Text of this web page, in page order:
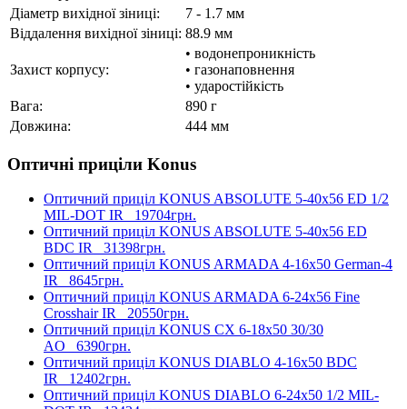
Діаметр вихідної зіниці:
7 - 1.7 мм
Віддалення вихідної зіниці: 88.9 мм
Захист корпусу:
• водонепроникність
• газонаповнення
• ударостійкість
Вага:
890 г
Довжина:
444 мм
Оптичні приціли Konus
Оптичний приціл KONUS ABSOLUTE 5-40x56 ED 1/2
MIL-DOT IR 19704грн.
Оптичний приціл KONUS ABSOLUTE 5-40x56 ED
BDC IR 31398грн.
Оптичний приціл KONUS ARMADA 4-16x50 German-4
IR 8645грн.
Оптичний приціл KONUS ARMADA 6-24x56 Fine
Crosshair IR 20550грн.
Оптичний приціл KONUS CX 6-18x50 30/30
AO 6390грн.
Оптичний приціл KONUS DIABLO 4-16x50 BDC
IR 12402грн.
Оптичний приціл KONUS DIABLO 6-24x50 1/2 MIL-